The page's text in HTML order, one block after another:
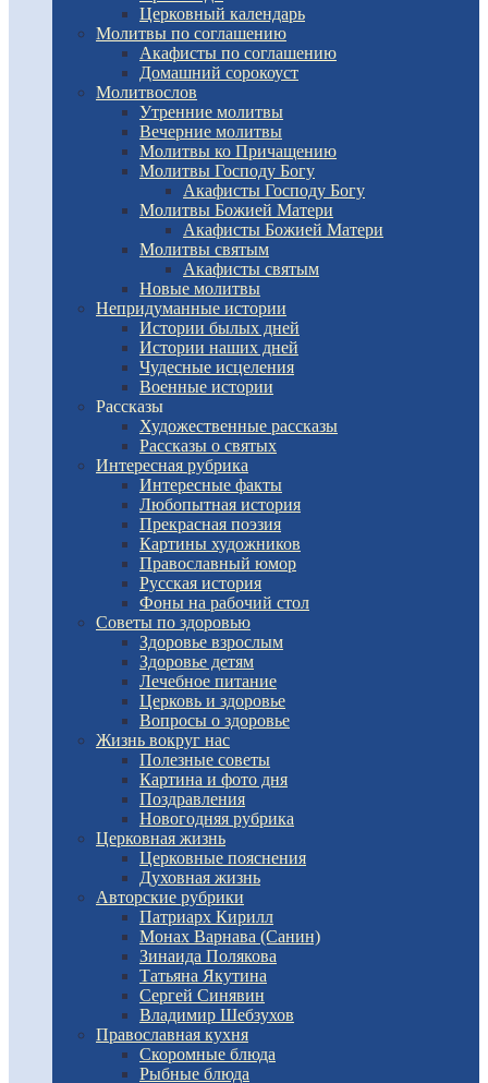
Церковный календарь
Молитвы по соглашению
Акафисты по соглашению
Домашний сорокоуст
Молитвослов
Утренние молитвы
Вечерние молитвы
Молитвы ко Причащению
Молитвы Господу Богу
Акафисты Господу Богу
Молитвы Божией Матери
Акафисты Божией Матери
Молитвы святым
Акафисты святым
Новые молитвы
Непридуманные истории
Истории былых дней
Истории наших дней
Чудесные исцеления
Военные истории
Рассказы
Художественные рассказы
Рассказы о святых
Интересная рубрика
Интересные факты
Любопытная история
Прекрасная поэзия
Картины художников
Православный юмор
Русская история
Фоны на рабочий стол
Советы по здоровью
Здоровье взрослым
Здоровье детям
Лечебное питание
Церковь и здоровье
Вопросы о здоровье
Жизнь вокруг нас
Полезные советы
Картина и фото дня
Поздравления
Новогодняя рубрика
Церковная жизнь
Церковные пояснения
Духовная жизнь
Авторские рубрики
Патриарх Кирилл
Монах Варнава (Санин)
Зинаида Полякова
Татьяна Якутина
Сергей Синявин
Владимир Шебзухов
Православная кухня
Скоромные блюда
Рыбные блюда